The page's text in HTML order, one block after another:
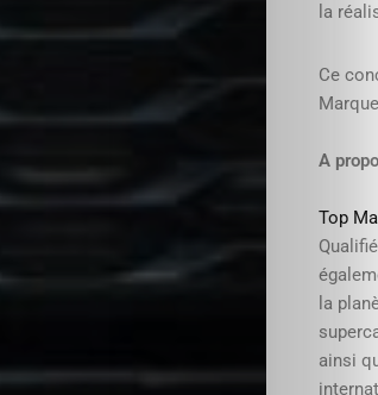
la
Ce
A
Top
la
ainsi